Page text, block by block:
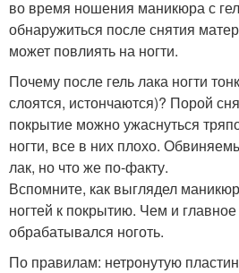
во время ношения маникюра с
обнаружиться после снятия
может повлиять на ногти.
Почему после гель лака ногти
слоятся, истончаются)? Порой
покрытие можно ужаснуться
ногти, все в них плохо.
лак, но что же по-факту.
Вспомните, как выглядел
ногтей к покрытию. Чем и главное
обрабатывался ноготь.
По правилам: нетронутую